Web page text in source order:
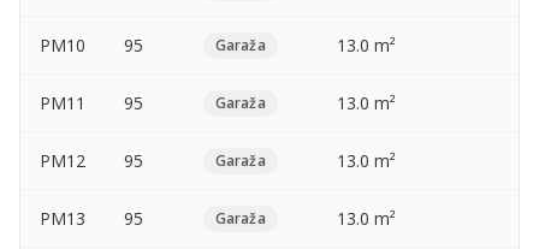
PM10 95 Garaža 13.0 m²
PM11 95 Garaža 13.0 m²
PM12 95 Garaža 13.0 m²
PM13 95 Garaža 13.0 m²